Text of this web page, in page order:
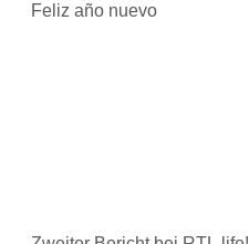
Feliz año nuevo